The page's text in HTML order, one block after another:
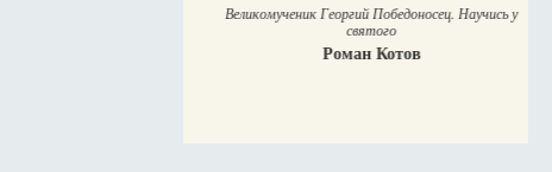
Великомученик Георгий Победоносец. Научись у
святого
Роман Котов